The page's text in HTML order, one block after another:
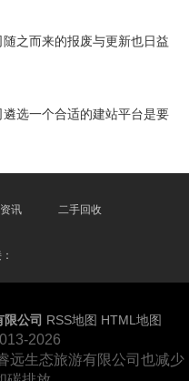
之而来的报废与更新也日益
选一个合适的建站平台是要
讯 二手回收
公司 RSS地图 HTML地图
2026
远生态旅游有限公司也减少